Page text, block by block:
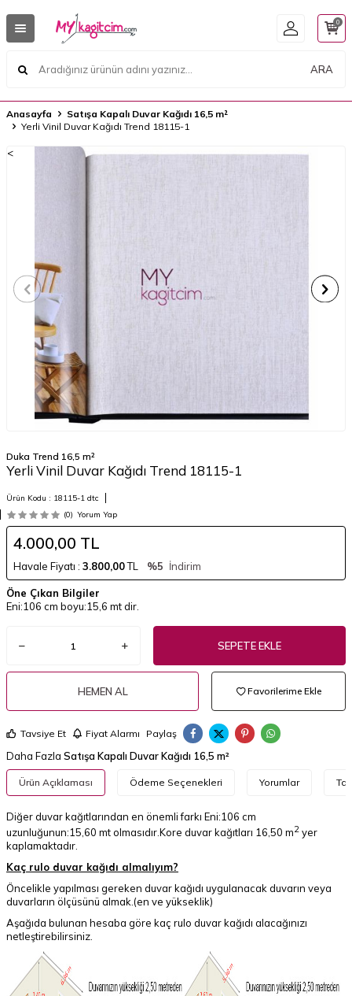
ARA
0
Anasayfa
Satışa Kapalı Duvar Kağıdı 16,5 m²
Yerli Vinil Duvar Kağıdı Trend 18115-1
<
Duka Trend 16,5 m²
Yerli Vinil Duvar Kağıdı Trend 18115-1
Ürün Kodu : 18115-1 dtc
(0) Yorum Yap
4.000,00 TL
Havale Fiyatı : 3.800,00TL %5 İndirim
Öne Çıkan Bilgiler
Eni:106 cm boyu:15,6 mt dir.
SEPETE EKLE
HEMEN AL Favorilerime Ekle
Tavsiye Et Fiyat Alarmı Paylaş
Daha Fazla Satışa Kapalı Duvar Kağıdı 16,5 m²
Ürün Açıklaması Ödeme Seçenekleri Yorumlar
Diğer duvar kağıtlarından en önemli farkı Eni:106 cm
uzunluğunun:15,60 mt olmasıdır.Kore duvar kağıtları 16,50 m2 yer
kaplamaktadır.
Kaç rulo duvar kağıdı almalıyım?
Öncelikle yapılması gereken duvar kağıdı uygulanacak duvarın veya
duvarların ölçüsünü almak.(en ve yükseklik)
Aşağıda bulunan hesaba göre kaç rulo duvar kağıdı alacağınızı
netleştirebilirsiniz.